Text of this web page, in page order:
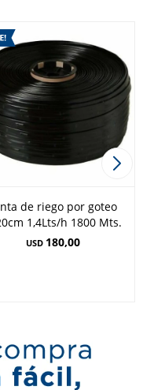
de riego por goteo
1,4Lts/h 1800 Mts.
USD 180,00